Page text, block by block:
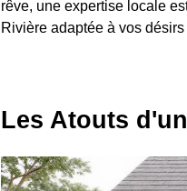
rêve, une expertise locale
Rivière adaptée à vos
Les Atouts